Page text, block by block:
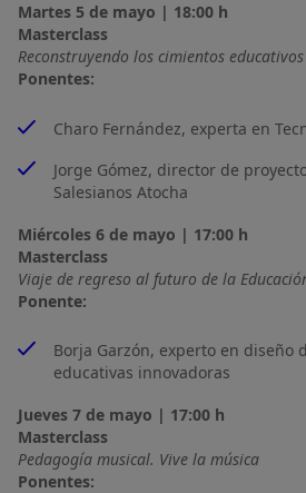
Martes 5 de mayo | 18:00 h
Masterclass
Reconstruyendo los cimientos
Ponentes:
Charo Fernández, experta en
Jorge Gómez, director de
Salesianos Atocha
Miércoles 6 de mayo | 17:00 h
Masterclass
Viaje de regreso al futuro de la
Ponente:
Borja Garzón, experto en diseño
educativas innovadoras
Jueves 7 de mayo | 17:00 h
Masterclass
Pedagogía musical. Vive la música
Ponentes: